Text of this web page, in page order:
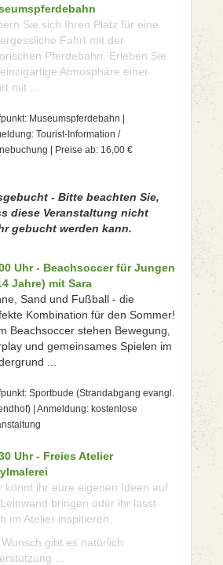
Sie sich Ihren Platz für eine
Fahrt mit der
Pferdebahn. Erleben Sie
Atmosphäre einer
mit ...
Museumspferdebahn |
Tourist-Information /
| Preise ab: 16,00 €
- Bitte beachten Sie,
diese Veranstaltung nicht
gebucht werden kann.
Uhr - Beachsoccer für Jungen
Jahre) mit Sara
Sand und Fußball - die
Kombination für den Sommer!
Beachsoccer stehen Bewegung,
und gemeinsames Spielen im
...
Sportbude (Strandabgang evangl.
| Anmeldung: kostenlose
Uhr - Freies Atelier
könnt ihr eure eigenen Ideen auf
bringen oder ihr lasst
im Atelier inspitieren.
Wunsch gibt es natürlich
...